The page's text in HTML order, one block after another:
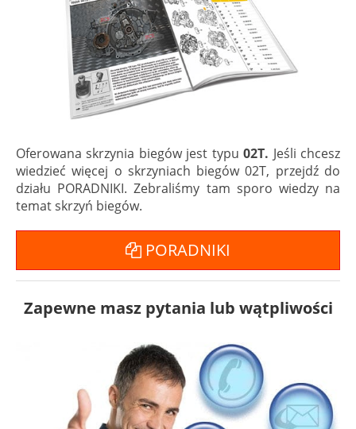
Oferowana skrzynia biegów jest typu 02T. Jeśli chcesz
wiedzieć więcej o skrzyniach biegów 02T, przejdź do
działu PORADNIKI. Zebraliśmy tam sporo wiedzy na
temat skrzyń biegów.
PORADNIKI
Zapewne masz pytania lub wątpliwości